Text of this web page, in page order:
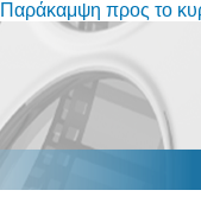
Παράκαμψη προς το